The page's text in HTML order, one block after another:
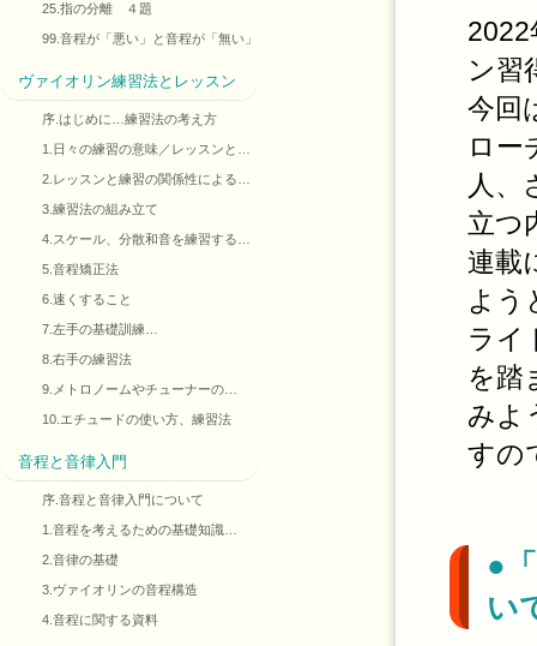
ン習
今回
ロー
人、
立つ
連載
よう
ライ
を踏
みよ
すの
●
い
25.指の分離 ４題
99.音程が「悪い」と音程が「無い」
ヴァイオリン練習法とレッスン
序.はじめに…練習法の考え方
1.日々の練習の意味／レッスンと…
2.レッスンと練習の関係性による…
3.練習法の組み立て
4.スケール、分散和音を練習する…
5.音程矯正法
6.速くすること
7.左手の基礎訓練…
8.右手の練習法
9.メトロノームやチューナーの…
10.エチュードの使い方、練習法
音程と音律入門
序.音程と音律入門について
1.音程を考えるための基礎知識…
2.音律の基礎
3.ヴァイオリンの音程構造
4.音程に関する資料